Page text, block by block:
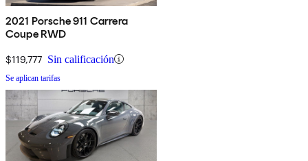
2021 Porsche 911 Carrera
Coupe RWD
$119,777 Sin calificación
Se aplican tarifas